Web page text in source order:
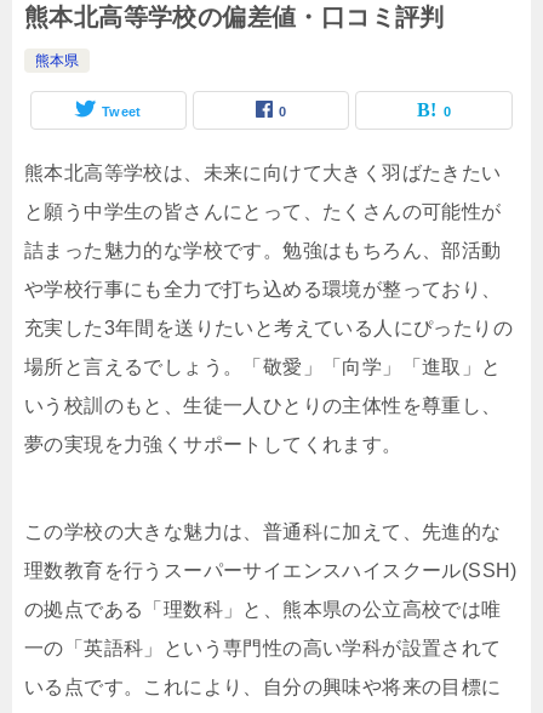
熊本北高等学校の偏差値・口コミ評判
熊本県
Tweet 0 0
熊本北高等学校は、未来に向けて大きく羽ばたきたい
と願う中学生の皆さんにとって、たくさんの可能性が
詰まった魅力的な学校です。勉強はもちろん、部活動
や学校行事にも全力で打ち込める環境が整っており、
充実した3年間を送りたいと考えている人にぴったりの
場所と言えるでしょう。「敬愛」「向学」「進取」と
いう校訓のもと、生徒一人ひとりの主体性を尊重し、
夢の実現を力強くサポートしてくれます。
この学校の大きな魅力は、普通科に加えて、先進的な
理数教育を行うスーパーサイエンスハイスクール(SSH)
の拠点である「理数科」と、熊本県の公立高校では唯
一の「英語科」という専門性の高い学科が設置されて
いる点です。これにより、自分の興味や将来の目標に